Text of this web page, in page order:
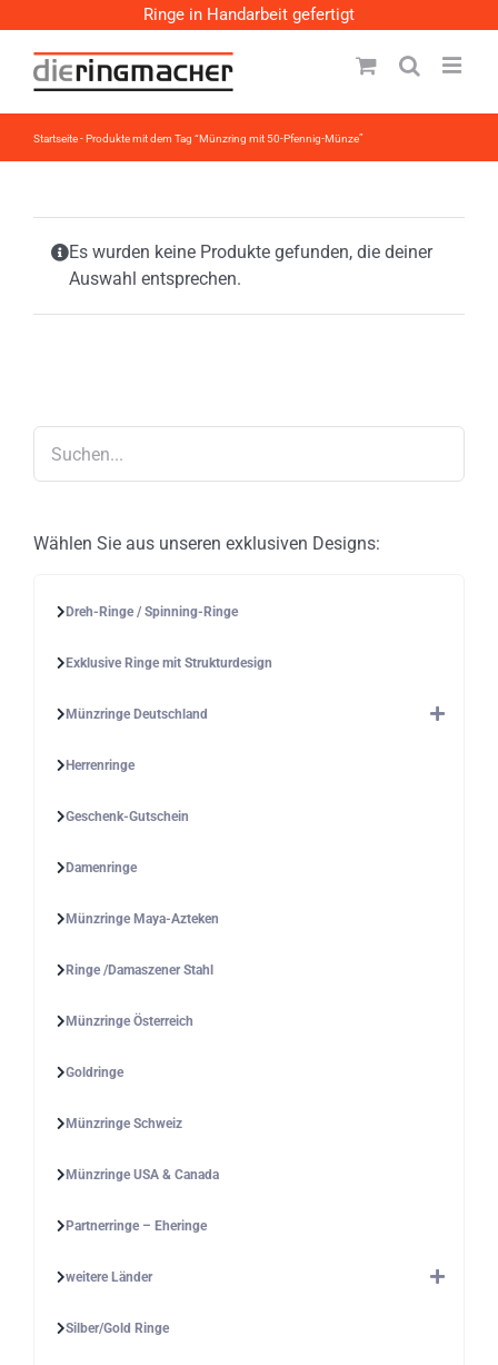
Ringe in Handarbeit gefertigt
Inhalt
springen
Startseite-Produkte mit dem Tag “Münzring mit 50-Pfennig-Münze”
Es wurden keine Produkte gefunden, die deiner
Auswahl entsprechen.
Wählen Sie aus unseren exklusiven Designs:
Dreh-Ringe / Spinning-Ringe
Exklusive Ringe mit Strukturdesign
Münzringe Deutschland
Herrenringe
Geschenk-Gutschein
Damenringe
Münzringe Maya-Azteken
Ringe /Damaszener Stahl
Münzringe Österreich
Goldringe
Münzringe Schweiz
Münzringe USA & Canada
Partnerringe – Eheringe
weitere Länder
Silber/Gold Ringe